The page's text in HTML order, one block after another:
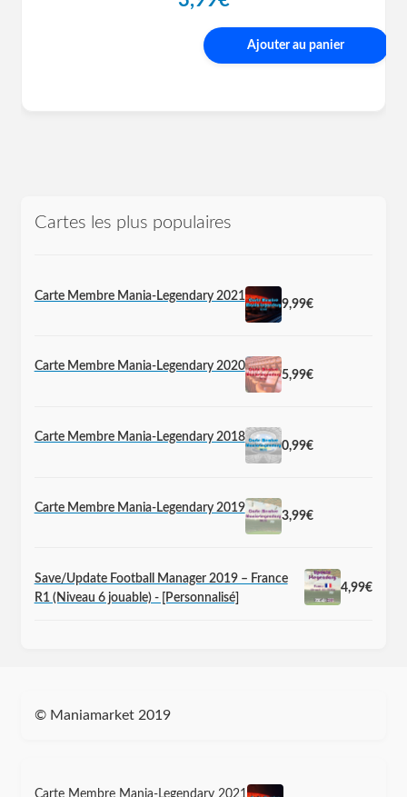
Ajouter au panier
Cartes les plus populaires
Carte Membre Mania-Legendary 2021
9,99€
Carte Membre Mania-Legendary 2020
5,99€
Carte Membre Mania-Legendary 2018
0,99€
Carte Membre Mania-Legendary 2019
3,99€
Save/Update Football Manager 2019 – France
R1 (Niveau 6 jouable) - [Personnalisé]
4,99€
© Maniamarket 2019
Carte Membre Mania-Legendary 2021